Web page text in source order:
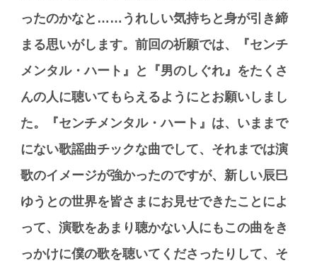
ったのかなと……うれしい気持ちと身が引き締
まる思いがします。前回の祈願では、『センチ
メンタル・ハート』と『男のしぐれ』をたくさ
んの人に聴いてもらえるようにとお願いしまし
た。『センチメンタル・ハート』は、いままで
にない歌謡曲チックな曲でして、それまでは演
歌のイメージが強かったのですが、新しい辰巳
ゆうとの世界を皆さまにお見せできたことによ
って、演歌をあまり聴かない人にもこの曲をき
っかけに僕の歌を聴いてくださったりして、そ